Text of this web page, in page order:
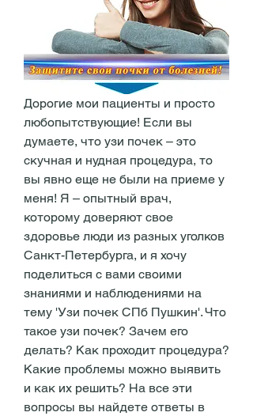
Дорогие мои пациенты и просто
любопытствующие! Если вы
думаете, что узи почек – это
скучная и нудная процедура, то
вы явно еще не были на приеме у
меня! Я – опытный врач,
которому доверяют свое
здоровье люди из разных уголков
Санкт-Петербурга, и я хочу
поделиться с вами своими
знаниями и наблюдениями на
тему 'Узи почек СПб Пушкин'. Что
такое узи почек? Зачем его
делать? Как проходит процедура?
Какие проблемы можно выявить
и как их решить? На все эти
вопросы вы найдете ответы в